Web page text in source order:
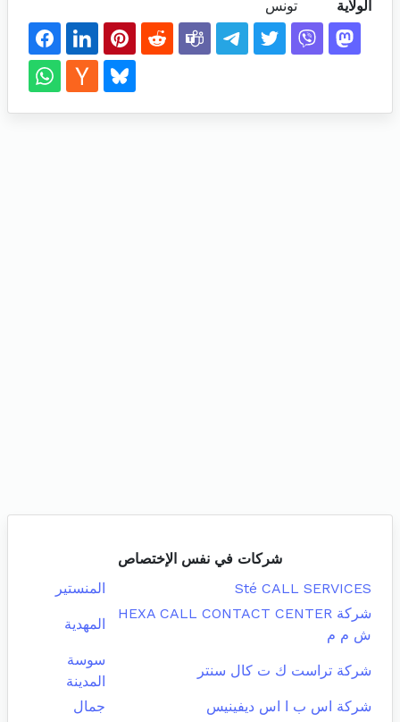
الولاية تونس
شركات في نفس الإختصاص
Sté CALL SERVICES
المنستير
شركة HEXA CALL CONTACT CENTER
ش م م
المهدية
شركة تراست ك ت كال سنتر
سوسة
المدينة
شركة اس ب ا اس ديفينيس
جمال